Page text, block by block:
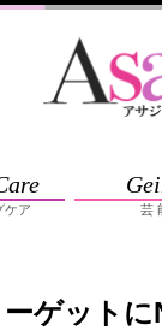
ケア 芸
ゲットに